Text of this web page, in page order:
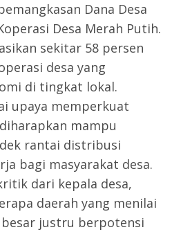
Dana Desa
Desa Merah Putih.
sekitar 58 persen
desa yang
di tingkat lokal.
upaya memperkuat
mampu
rantai distribusi
bagi masyarakat desa.
dari kepala desa,
daerah yang menilai
besar justru berpotensi